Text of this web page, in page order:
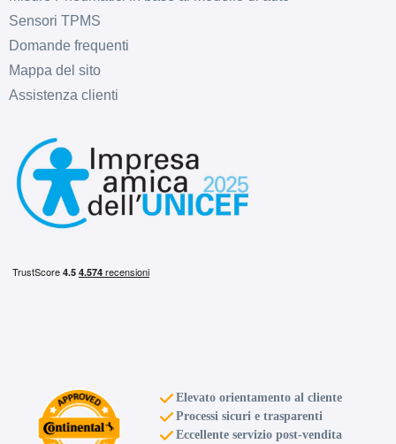
Sensori TPMS
Domande frequenti
Mappa del sito
Assistenza clienti
Elevato orientamento al cliente
Processi sicuri e trasparenti
Eccellente servizio post-vendita